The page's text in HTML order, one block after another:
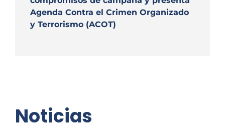
Agenda Contra el Crimen Organizado
y Terrorismo (ACOT)
Noticias